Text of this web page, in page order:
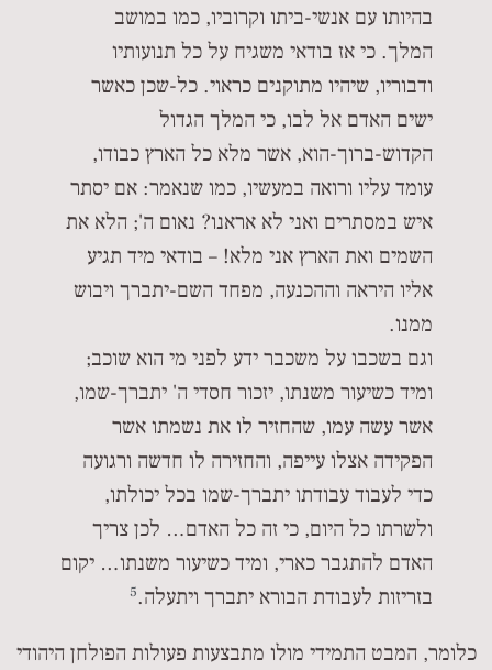
בהיותו עם אנשי-ביתו וקרוביו, כמו במושב
המלך. כי אז בודאי משגיח על כל תנועותיו
ודבוריו, שיהיו מתוקנים כראוי. כל-שכן כאשר
ישים האדם אל לבו, כי המלך הגדול
הקדוש-ברוך-הוא, אשר מלא כל הארץ כבודו,
עומד עליו ורואה במעשיו, כמו שנאמר: אם יסתר
איש במסתרים ואני לא אראנו? נאום ה'; הלא את
השמים ואת הארץ אני מלא! – בודאי מיד תגיע
אליו היראה וההכנעה, מפחד השם-יתברך ויבוש
ממנו.
וגם בשכבו על משכבר ידע לפני מי הוא שוכב;
ומיד כשיעור משנתו, יזכור חסדי ה' יתברך-שמו,
אשר עשה עמו, שהחזיר לו את נשמתו אשר
הפקידה אצלו עייפה, והחזירה לו חדשה ורגועה
כדי לעבוד עבודתו יתברך-שמו בכל יכולתו,
ולשרתו כל היום, כי זה כל האדם… לכן צריך
האדם להתגבר כארי, ומיד כשיעור משנתו… יקום
בזריזות לעבודת הבורא יתברך ויתעלה.5
כלומר, המבט התמידי מולו מתבצעות פעולות הפולחן היהודי